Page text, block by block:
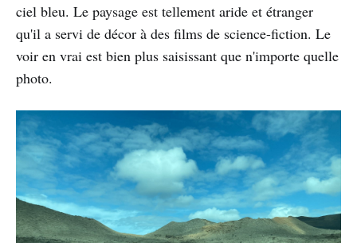
ciel bleu. Le paysage est tellement aride et étranger
qu'il a servi de décor à des films de science-fiction. Le
voir en vrai est bien plus saisissant que n'importe quelle
photo.